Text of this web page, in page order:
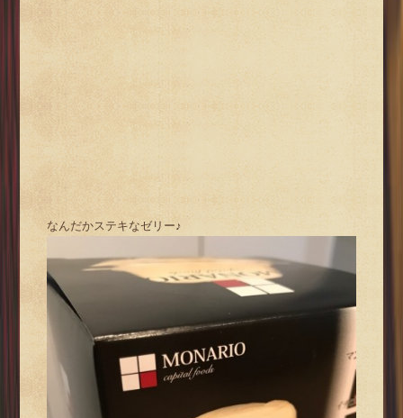
なんだかステキなゼリー♪